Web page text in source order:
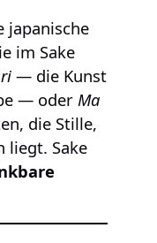
japanische
im Sake
— die Kunst
— oder Ma
die Stille,
liegt. Sake